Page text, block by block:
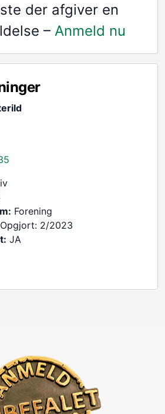
der afgiver en
– Anmeld nu
Forening
Opgjort: 2/2023
JA